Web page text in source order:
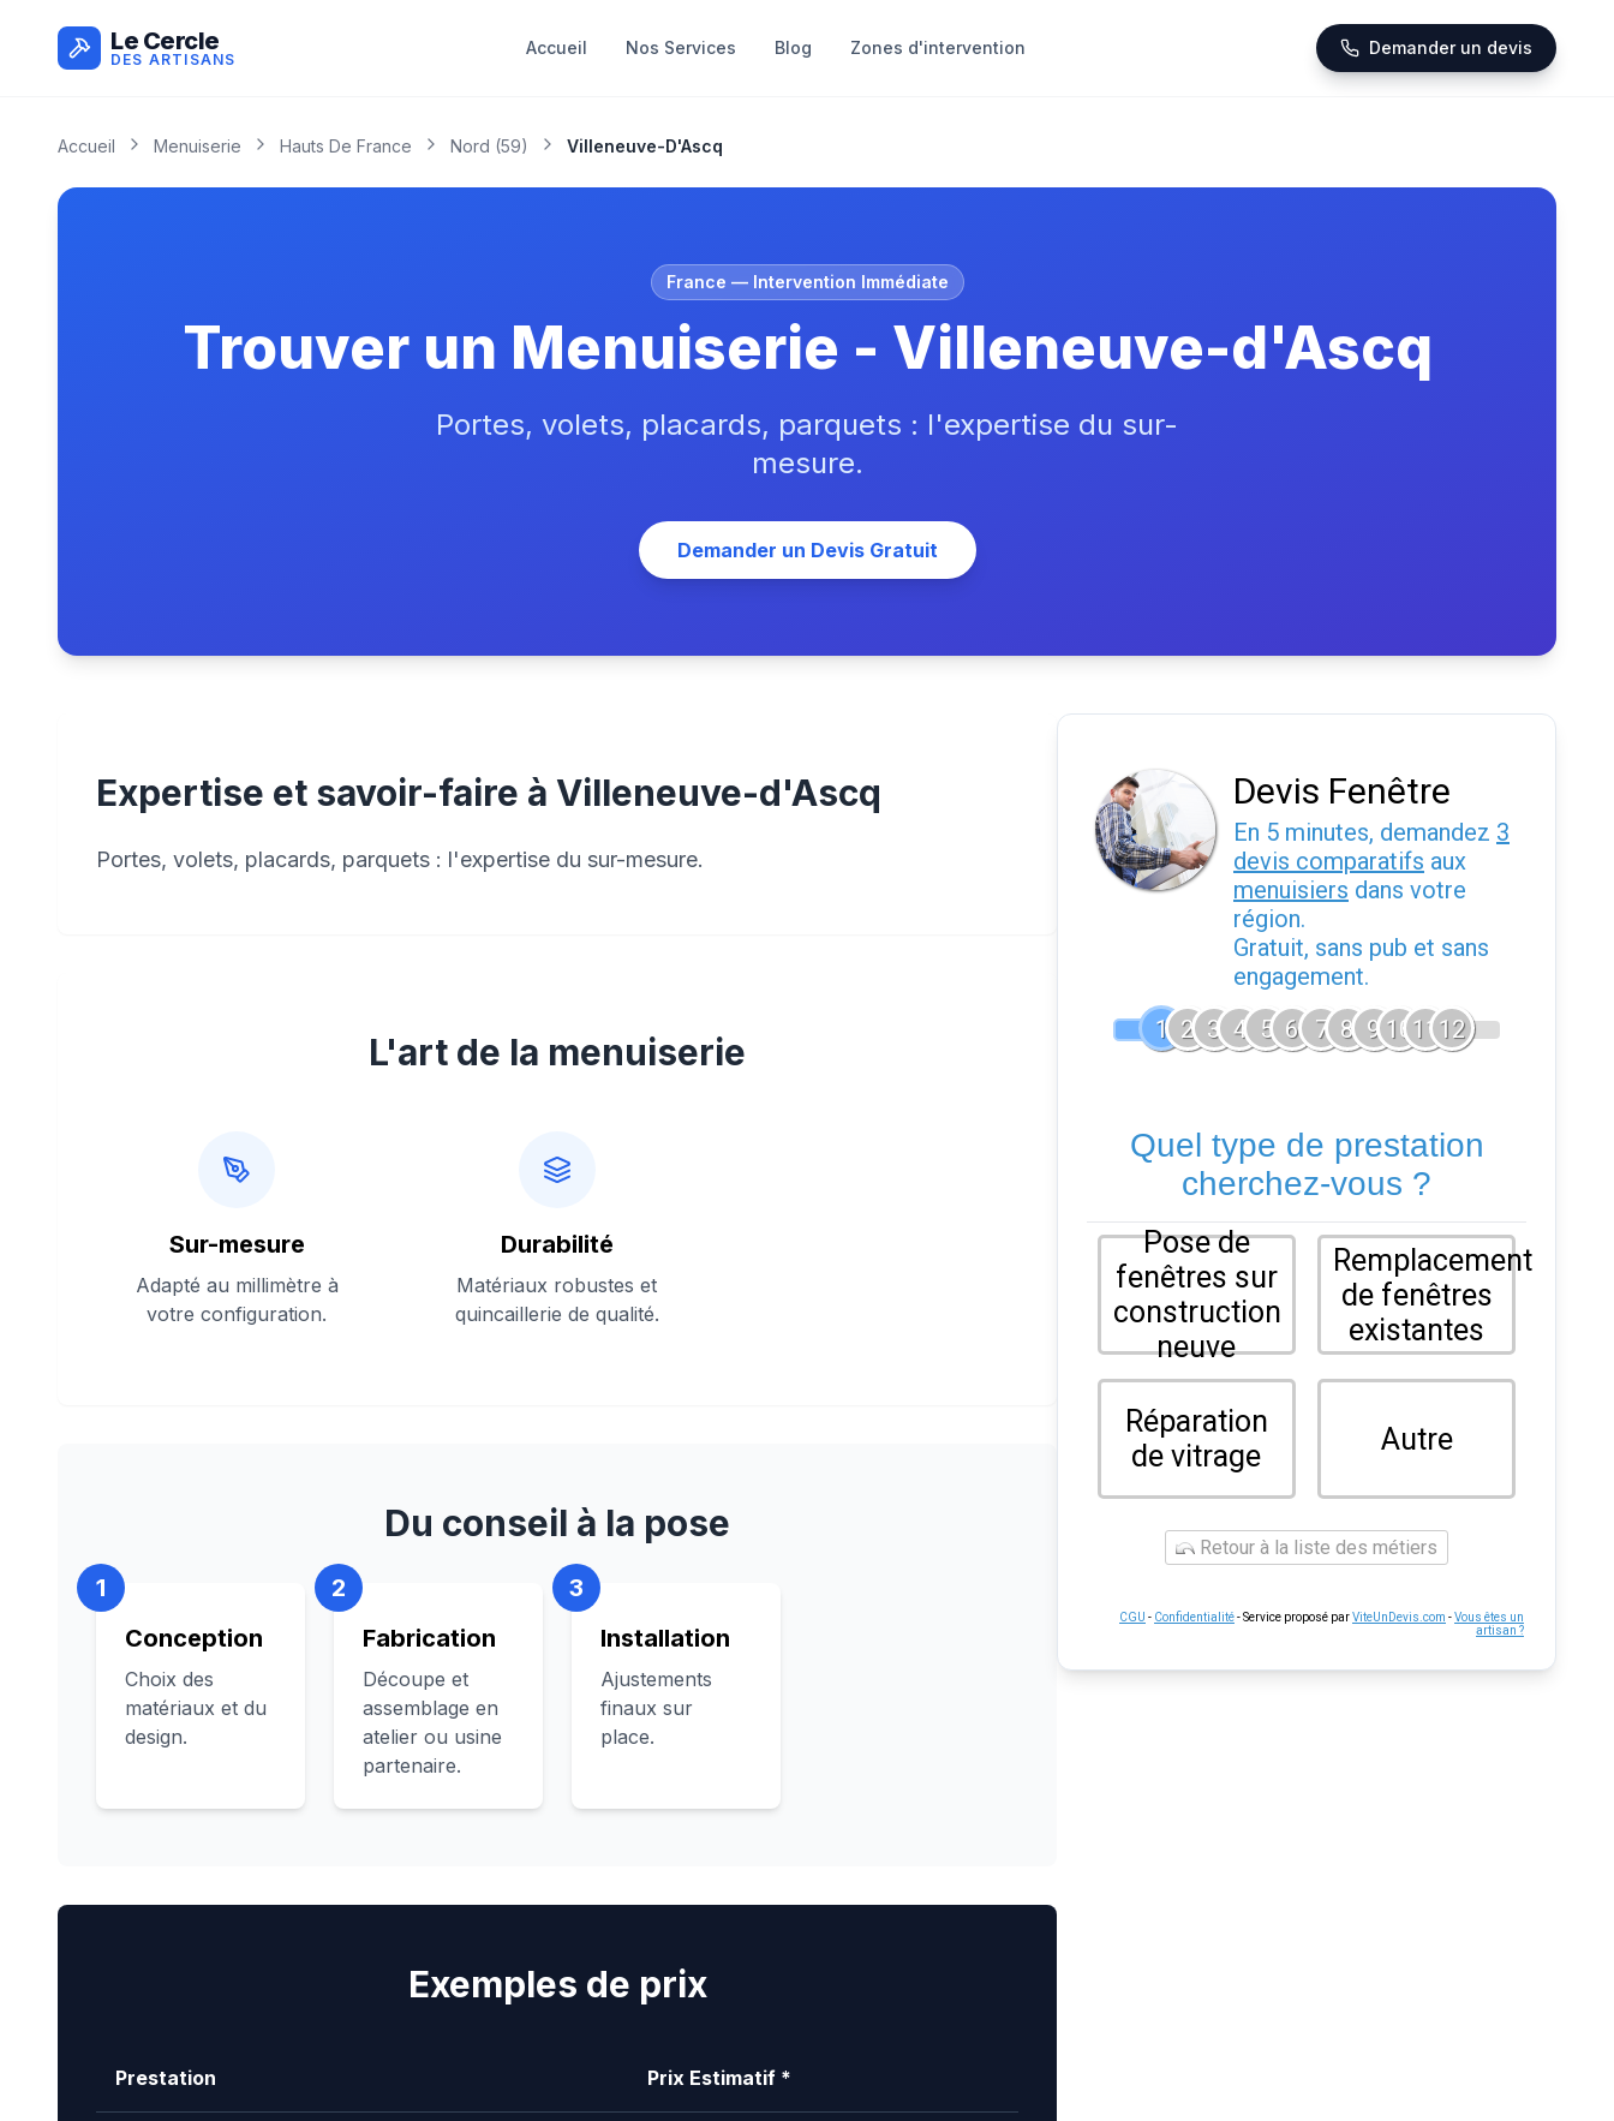
Le Cercle
DES ARTISANS
Accueil Nos Services Blog Zones d'intervention Demander un devis
Accueil Menuiserie Hauts De France Nord (59) Villeneuve-D'Ascq
France — Intervention Immédiate
Trouver un Menuiserie - Villeneuve-d'Ascq
Portes, volets, placards, parquets : l'expertise du sur-
mesure.
Demander un Devis Gratuit
Expertise et savoir-faire à Villeneuve-d'Ascq
Portes, volets, placards, parquets : l'expertise du sur-mesure.
L'art de la menuiserie
Sur-mesure
Adapté au millimètre à
votre configuration.
Durabilité
Matériaux robustes et
quincaillerie de qualité.
Du conseil à la pose
1
Conception
Choix des
matériaux et du
design.
2
Fabrication
Découpe et
assemblage en
atelier ou usine
partenaire.
3
Installation
Ajustements
finaux sur
place.
Exemples de prix
Prestation Prix Estimatif *
Devis Fenêtre
En 5 minutes, demandez 3
devis comparatifs aux
menuisiers dans votre
région.
Gratuit, sans pub et sans
engagement.
1 2 3 4 5 6 7 8 9 101112
Quel type de prestation
cherchez-vous ?
Pose de
fenêtres sur
construction
neuve
Remplacement
de fenêtres
existantes
Réparation
de vitrage
Autre
Retour à la liste des métiers
CGU - Confidentialité- Service proposé parViteUnDevis.com -Vous êtes un
artisan ?